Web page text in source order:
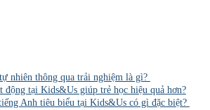
nhiên thông qua trải nghiệm là gì?
động tại Kids&Us giúp trẻ học hiệu quả hơn?
Anh tiêu biểu tại Kids&Us có gì đặc biệt?